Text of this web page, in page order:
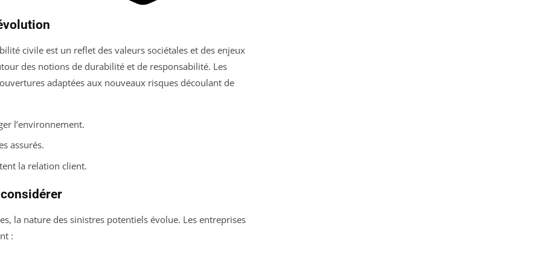
civile est un reflet des valeurs sociétales et des enjeux
des notions de durabilité et de responsabilité. Les
adaptées aux nouveaux risques découlant de
l’environnement.
assurés.
la relation client.
la nature des sinistres potentiels évolue. Les entreprises
: